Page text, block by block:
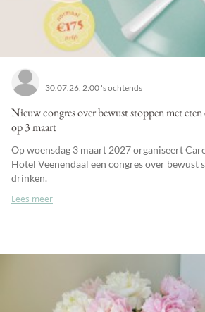
-
30.07.26, 2:00 's ochtends
Nieuw congres over bewust stoppen met
op 3 maart
Op woensdag 3 maart 2027 organiseert
Hotel Veenendaal een congres over bewust
drinken.
Lees meer